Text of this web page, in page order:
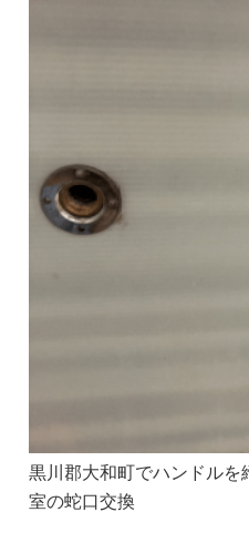
黒川郡大和町でハンドルを
室の蛇口交換